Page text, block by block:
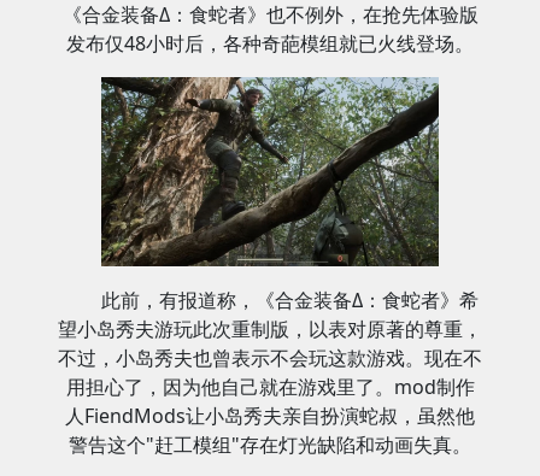
《合金装备Δ：食蛇者》也不例外，在抢先体验版
发布仅48小时后，各种奇葩模组就已火线登场。
此前，有报道称，《合金装备Δ：食蛇者》希
望小岛秀夫游玩此次重制版，以表对原著的尊重，
不过，小岛秀夫也曾表示不会玩这款游戏。现在不
用担心了，因为他自己就在游戏里了。mod制作
人FiendMods让小岛秀夫亲自扮演蛇叔，虽然他
警告这个"赶工模组"存在灯光缺陷和动画失真。